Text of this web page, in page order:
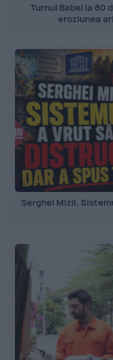
Turnul Babel la 80
eroziunea
Serghei Mizil.